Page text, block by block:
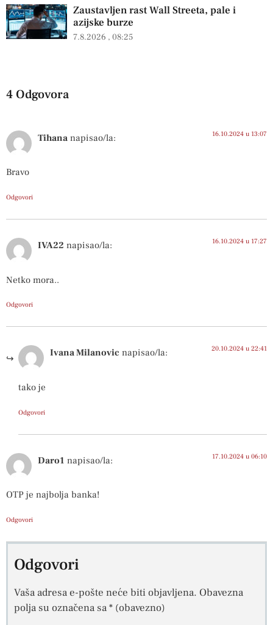
Zaustavljen rast Wall Streeta, pale i
azijske burze
7.8.2026 08:25
4 Odgovora
Tihana napisao/la: 16.10.2024 u 13:07
Bravo
Odgovori
IVA22 napisao/la: 16.10.2024 u 17:27
Netko mora..
Odgovori
Ivana Milanovic napisao/la: 20.10.2024 u 22:41
tako je
Odgovori
Daro1 napisao/la: 17.10.2024 u 06:10
OTP je najbolja banka!
Odgovori
Odgovori
Vaša adresa e-pošte neće biti objavljena. Obavezna
polja su označena sa* (obavezno)